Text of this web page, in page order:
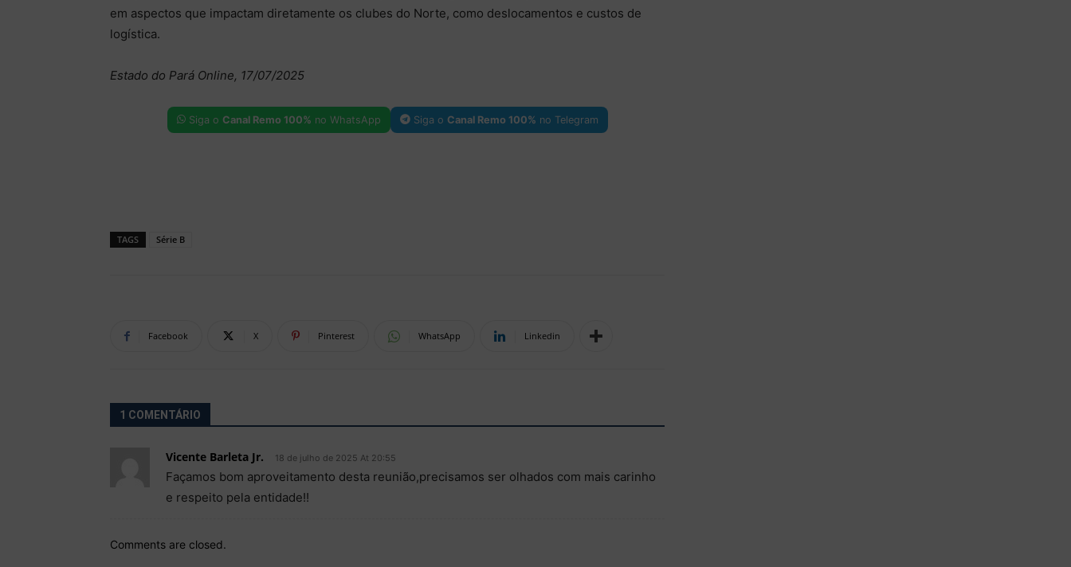
em aspectos que impactam diretamente os clubes do Norte, como deslocamentos e custos de
logística.
Estado do Pará Online, 17/07/2025
Siga o Canal Remo 100% no WhatsApp Siga o Canal Remo 100% no Telegram
TAGS Série B
Facebook X Pinterest WhatsApp Linkedin
1 COMENTÁRIO
Vicente Barleta Jr. 18 de julho de 2025 At 20:55
Façamos bom aproveitamento desta reunião,precisamos ser olhados com mais carinho
e respeito pela entidade!!
Comments are closed.